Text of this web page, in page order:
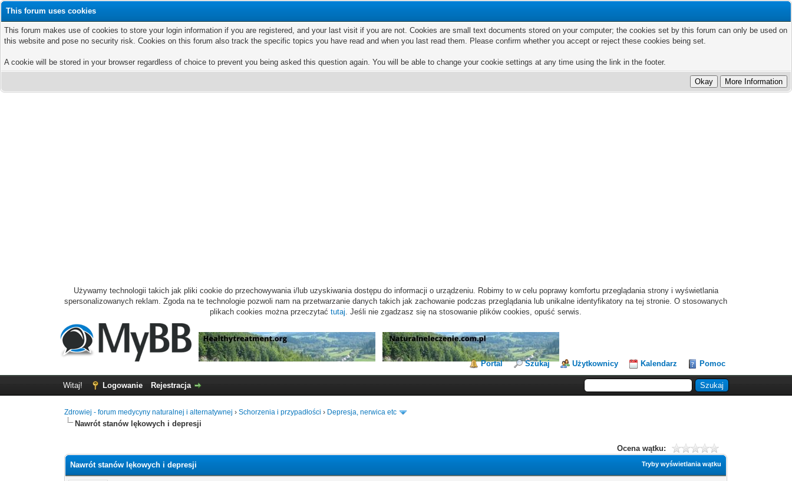
This forum uses cookies
This forum makes use of cookies to store your login information if you are registered, and your last visit if you are not. Cookies are small text documents stored on your computer; the cookies set by this forum can only be used on
this website and pose no security risk. Cookies on this forum also track the specific topics you have read and when you last read them. Please confirm whether you accept or reject these cookies being set.
A cookie will be stored in your browser regardless of choice to prevent you being asked this question again. You will be able to change your cookie settings at any time using the link in the footer.
Używamy technologii takich jak pliki cookie do przechowywania i/lub uzyskiwania dostępu do informacji o urządzeniu. Robimy to w celu poprawy komfortu przeglądania strony i wyświetlania
spersonalizowanych reklam. Zgoda na te technologie pozwoli nam na przetwarzanie danych takich jak zachowanie podczas przeglądania lub unikalne identyfikatory na tej stronie. O stosowanych
plikach cookies można przeczytaćtutaj. Jeśli nie zgadzasz się na stosowanie plików cookies, opuść serwis.
Portal Szukaj Użytkownicy Kalendarz Pomoc
Witaj! Logowanie Rejestracja
Zdrowiej - forum medycyny naturalnej i alternatywnej ›Schorzenia i przypadłości › Depresja, nerwica etc
Nawrót stanów lękowych i depresji
Ocena wątku:
Tryby wyświetlania wątku
Nawrót stanów lękowych i depresji